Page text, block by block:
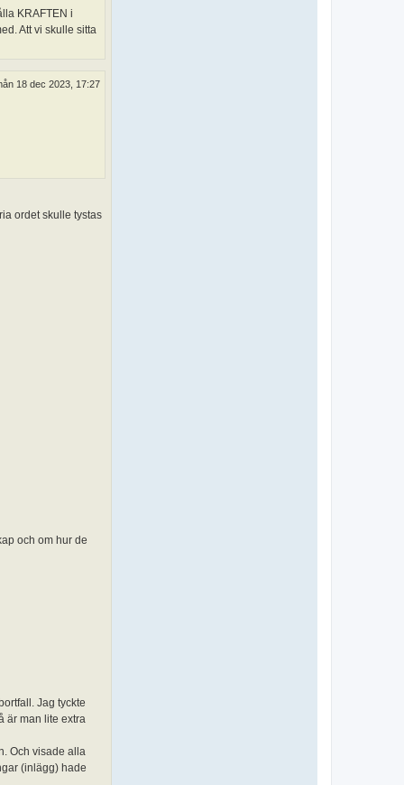
KRAFTEN i
Att vi skulle sitta
18 dec 2023, 17:27
ordet skulle tystas
och om hur de
Jag tyckte
är man lite extra
Och visade alla
(inlägg) hade